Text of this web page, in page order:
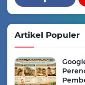
Artikel Populer